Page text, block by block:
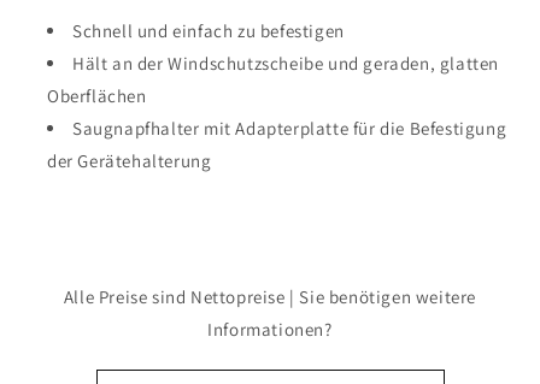
2020
2020
Schnell und einfach zu befestigen
Hält an der Windschutzscheibe und geraden, glatten
Oberflächen
Saugnapfhalter mit Adapterplatte für die Befestigung
der Gerätehalterung
Alle Preise sind Nettopreise | Sie benötigen weitere
Informationen?